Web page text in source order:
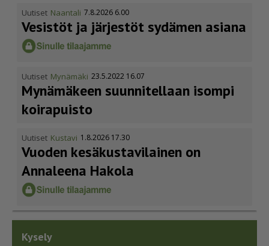
Uutiset Naantali 7.8.2026 6.00
Vesistöt ja järjestöt sydämen asiana
Uutiset Mynämäki 23.5.2022 16.07
Mynämäkeen suunnitellaan isompi
koirapuisto
Uutiset Kustavi 1.8.2026 17.30
Vuoden kesäkus­ta­vi­lainen on
Annaleena Hakola
Kysely